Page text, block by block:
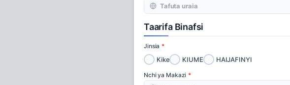
Taarifa Binafsi
Jinsia
Kike KIUME HAIJAFINYI
Nchi ya Makazi